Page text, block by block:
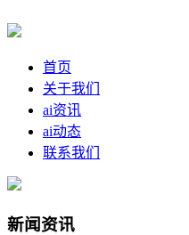
首页
关于我们
ai资讯
ai动态
联系我们
新闻资讯